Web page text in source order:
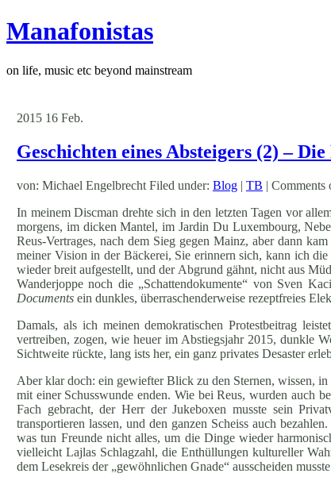
Manafonistas
on life, music etc beyond mainstream
2015 16 Feb.
Geschichten eines Absteigers (2) –
von: Michael Engelbrecht Filed under: Blog | TB | Comments
In meinem Discman drehte sich in den letzten Tagen vor
morgens, im dicken Mantel, im Jardin Du Luxembourg,
Reus-Vertrages, nach dem Sieg gegen Mainz, aber dann
meiner Vision in der Bäckerei, Sie erinnern sich, kann ich
wieder breit aufgestellt, und der Abgrund gähnt, nicht aus
Wanderjoppe noch die „Schattendokumente“ von Sven
Documents ein dunkles, überraschenderweise rezeptfreies
Damals, als ich meinen demokratischen Protestbeitrag
vertreiben, zogen, wie heuer im Abstiegsjahr 2015, dunkle
Sichtweite rückte, lang ists her, ein ganz privates Desaster
Aber klar doch: ein gewiefter Blick zu den Sternen, wissen,
mit einer Schusswunde enden. Wie bei Reus, wurden auch
Fach gebracht, der Herr der Jukeboxen musste sein
transportieren lassen, und den ganzen Scheiss auch
was tun Freunde nicht alles, um die Dinge wieder
vielleicht Lajlas Schlagzahl, die Enthüllungen kultureller
dem Lesekreis der „gewöhnlichen Gnade“ ausscheiden